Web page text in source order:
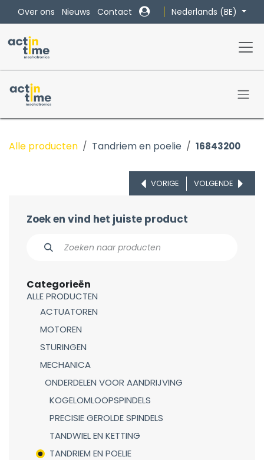
Overslaan naar inhoud
Over ons Nieuws Contact Nederlands (BE)
Alle producten Tandriem en poelie 16843200
VORIGE VOLGENDE
Zoek en vind het juiste product
Categorieën
ALLE PRODUCTEN
ACTUATOREN
MOTOREN
STURINGEN
MECHANICA
ONDERDELEN VOOR AANDRIJVING
KOGELOMLOOPSPINDELS
PRECISIE GEROLDE SPINDELS
TANDWIEL EN KETTING
TANDRIEM EN POELIE